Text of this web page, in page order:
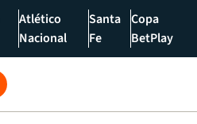
Atlético
Nacional
Santa
Fe
Copa
BetPlay